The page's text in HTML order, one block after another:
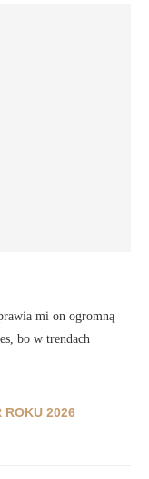
mi on ogromną
bo w trendach
ROKU 2026